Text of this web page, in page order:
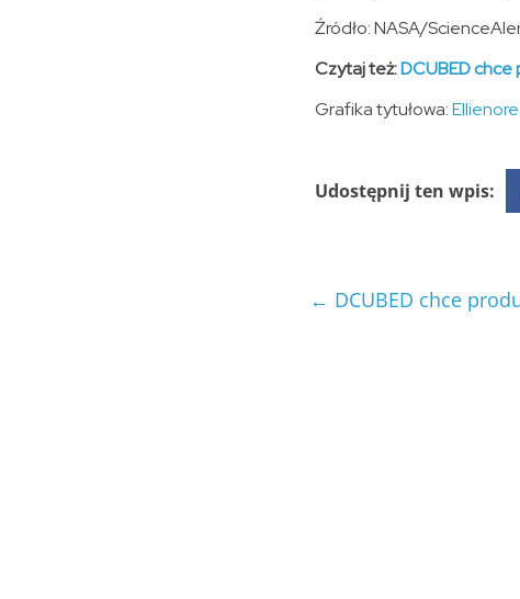
Źródło: NASA/
Czytaj też:DCUBED chce
Grafika tytułowa:
Udostępnij ten wpis:
← DCUBED chce